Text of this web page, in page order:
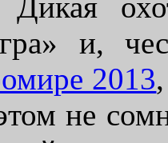
и,
2013
не